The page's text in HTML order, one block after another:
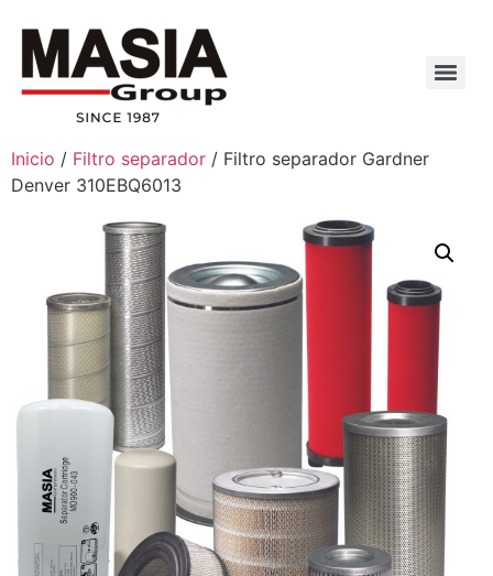
Inicio / Filtro separador / Filtro separador Gardner
Denver 310EBQ6013